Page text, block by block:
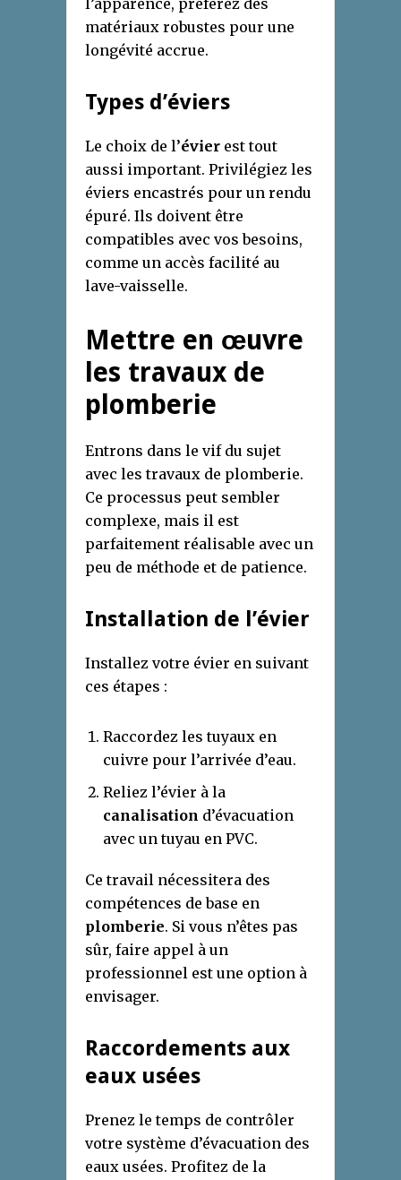
l’apparence, préférez des
matériaux robustes pour une
longévité accrue.
Types d’éviers
Le choix de l’évier est tout
aussi important. Privilégiez les
éviers encastrés pour un rendu
épuré. Ils doivent être
compatibles avec vos besoins,
comme un accès facilité au
lave-vaisselle.
Mettre en œuvre
les travaux de
plomberie
Entrons dans le vif du sujet
avec les travaux de plomberie.
Ce processus peut sembler
complexe, mais il est
parfaitement réalisable avec un
peu de méthode et de patience.
Installation de l’évier
Installez votre évier en suivant
ces étapes :
Raccordez les tuyaux en
cuivre pour l’arrivée d’eau.
Reliez l’évier à la
canalisation d’évacuation
avec un tuyau en PVC.
Ce travail nécessitera des
compétences de base en
plomberie. Si vous n’êtes pas
sûr, faire appel à un
professionnel est une option à
envisager.
Raccordements aux
eaux usées
Prenez le temps de contrôler
votre système d’évacuation des
eaux usées. Profitez de la